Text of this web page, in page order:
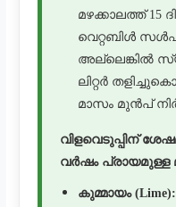
മഴക്കാലത്ത് 15
വെറ്റബിൾ
അല്ലെങ്കിൽ
ലിറ്റർ
മാസം മുൻപ്
വിളവെടുപ്പിന്
വർഷം പ്രായമുള്ള
കുമ്മായം (Lime):